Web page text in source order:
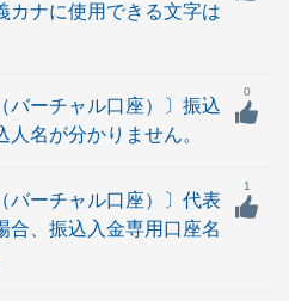
カナに使用できる文字は
バーチャル口座）〕振込
名が分かりません。
0
バーチャル口座）〕代表
合、振込入金専用口座名
1